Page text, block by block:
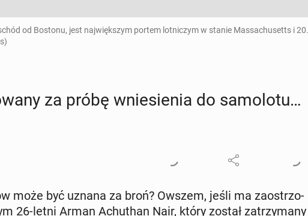
od Bostonu, jest największym portem lotniczym w stanie Massachusetts i 20.
za próbę wnie­sie­nia do sa­mo­lo­tu…
może być uznana za broń? Owszem, jeśli ma za­ostrzo­
26-letni Arman Achu­than Nair, który został za­trzy­ma­ny